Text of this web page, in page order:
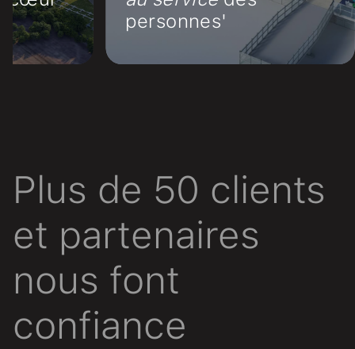
personnes'
Plus de 50 clients
et partenaires
nous font
confiance